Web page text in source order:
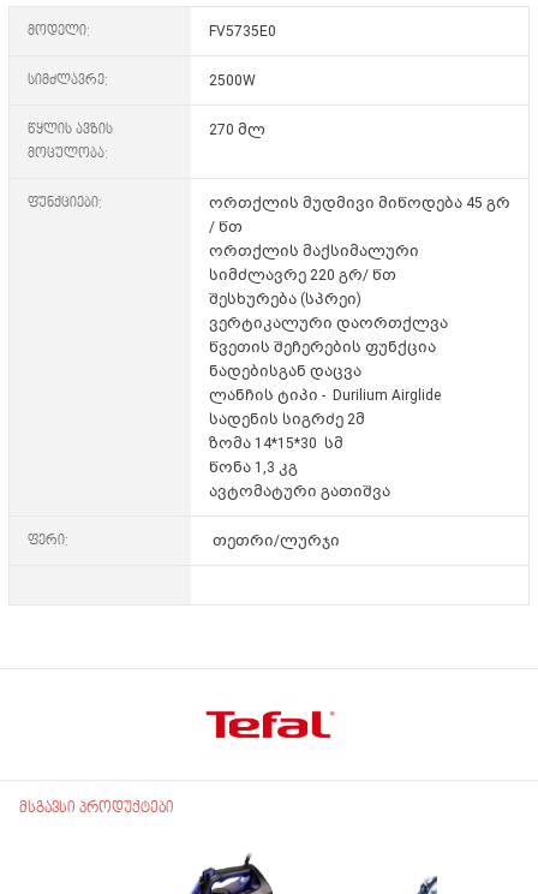
მოდელი: FV5735E0
სიმძლავრე: 2500W
წყლის ავზის
მოცულობა:
270 მლ
ფუნქციები:
ორთქლის მუდმივი მიწოდება 45 გრ
/ წთ
ორთქლის მაქსიმალური
სიმძლავრე 220 გრ/ წთ
შესხურება (სპრეი)
ვერტიკალური დაორთქლვა
წვეთის შეჩერების ფუნქცია
ნადებისგან დაცვა
ლანჩის ტიპი - Durilium Airglide
სადენის სიგრძე 2მ
ზომა 14*15*30 სმ
წონა 1,3 კგ
ავტომატური გათიშვა
ფერი: თეთრი/ლურჯი
მსგავსი პროდუქტები